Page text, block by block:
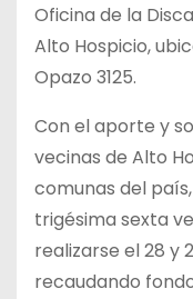
Oficina de la
Alto Hospicio,
Opazo 3125.
Con el aporte y
vecinas de Alto
comunas del
trigésima sexta
realizarse el 28 y
recaudando